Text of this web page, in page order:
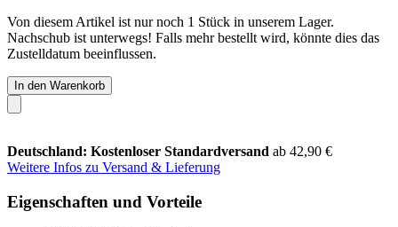
Von diesem Artikel ist nur noch 1 Stück in unserem Lager.
Nachschub ist unterwegs! Falls mehr bestellt wird, könnte dies das
Zustelldatum beeinflussen.
In den Warenkorb
Deutschland: Kostenloser Standardversand ab 42,90 €
Weitere Infos zu Versand & Lieferung
Eigenschaften und Vorteile